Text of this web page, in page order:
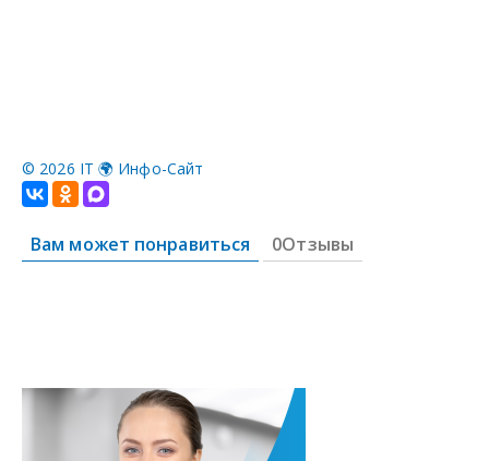
© 2026 IT 🌍 Инфо-Сайт
Вам может понравиться 0Отзывы